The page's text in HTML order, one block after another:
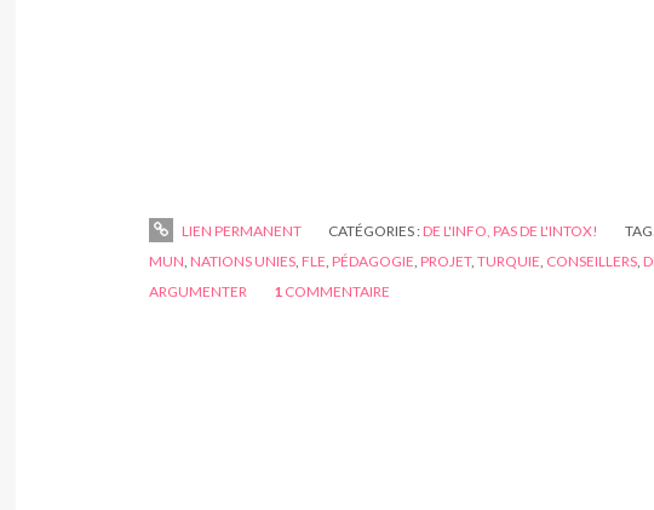
LIEN PERMANENT CATÉGORIES : DE L'INFO, PAS DE L'INTOX!
MUN, NATIONS UNIES, FLE, PÉDAGOGIE, PROJET, TURQUIE, CONSEILLERS,
ARGUMENTER
1 COMMENTAIRE